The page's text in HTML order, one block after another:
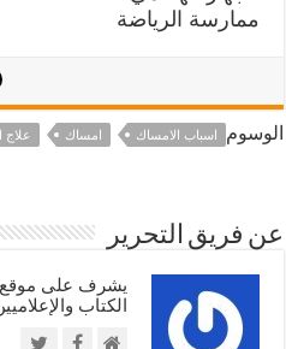
ممارسة الرياضة
الوسوم اسباب الامساك امساك علاج
عن فريق التحرير
يشرف على موقع
الكتاب